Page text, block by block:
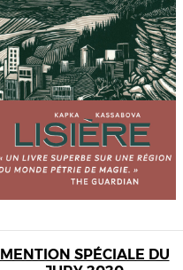
MENTION SPÉCIALE DU